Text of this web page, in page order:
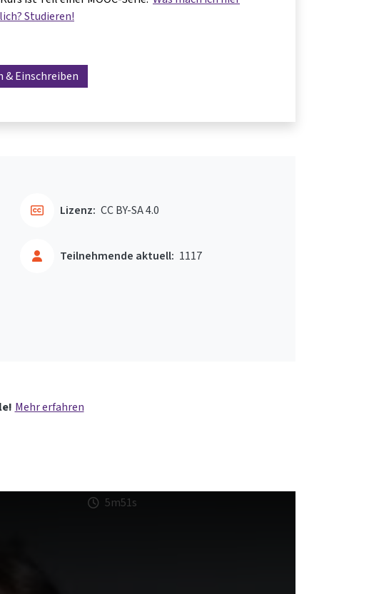
Studieren!
& Einschreiben
Teilnehmende aktuell: 1117
Lizenz: CC BY-SA 4.0
Mehr erfahren
5m51s